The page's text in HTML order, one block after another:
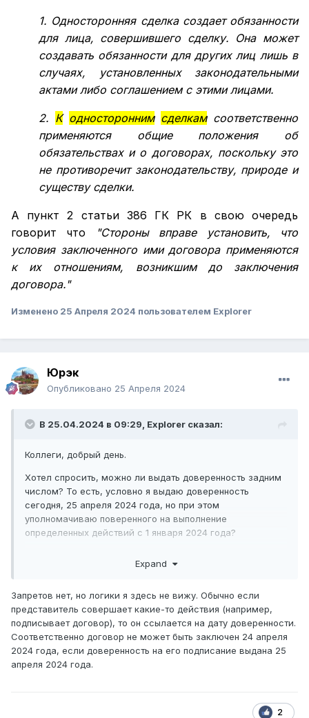
1. Односторонняя сделка создает обязанности
для лица, совершившего сделку. Она может
создавать обязанности для других лиц лишь в
случаях, установленных
законодательными
актами либо соглашением с этими лицами.
2. К односторонним сделкам соответственно
применяются общие положения об
обязательствах и о договорах, поскольку это
не противоречит законодательству, природе и
существу сделки.
А пункт 2 статьи 386 ГК РК в свою очередь
говорит что
"Стороны вправе установить, что
условия заключенного ими договора применяются
к их отношениям, возникшим до заключения
договора."
Изменено 25 Апреля 2024 пользователем Explorer
Юрэк
Опубликовано 25 Апреля 2024
В 25.04.2024 в 09:29, Explorer сказал:
Коллеги, добрый день.
Хотел спросить, можно ли выдать доверенность задним
числом? То есть, условно я выдаю доверенность
сегодня, 25 апреля 2024 года, но при этом
уполномачиваю поверенного на выполнение
определенных действий с 1 января 2024 года?
Expand
Запретов нет, но логики я здесь не вижу. Обычно если
представитель совершает какие-то действия (например,
подписывает договор), то он ссылается на дату доверенности.
Соответственно договор не может быть заключен 24 апреля
2024 года, если доверенность на его подписание выдана 25
апреля 2024 года.
2